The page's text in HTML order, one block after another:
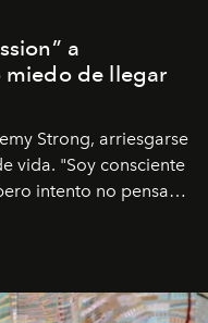
a
miedo de llegar
Strong, arriesgarse
vida. "Soy consciente
intento no pensar
Creo que es una